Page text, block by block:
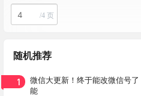
/4 页
随机推荐
1
微信大更新！终于能改微信号
能